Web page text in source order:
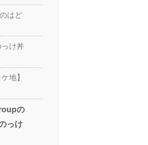
はど
け丼
地】
の
っけ